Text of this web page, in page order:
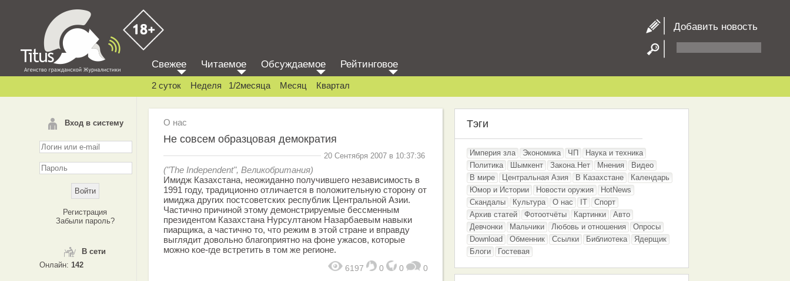
Добавить новость
Вход в систему
Регистрация
Забыли пароль?
В сети
Онлайн: 142
Свежее Читаемое Обсуждаемое Рейтинговое
2 суток Неделя 1/2месяца Месяц Квартал
О нас
Не совсем образцовая демократия
20 Сентября 2007 в 10:37:36
("The Independent", Великобритания)
Имидж Казахстана, неожиданно получившего независимость в
1991 году, традиционно отличается в положительную сторону от
имиджа других постсоветских республик Центральной Азии.
Частично причиной этому демонстрируемые бессменным
президентом Казахстана Нурсултаном Назарбаевым навыки
пиарщика, а частично то, что режим в этой стране и вправду
выглядит довольно благоприятно на фоне ужасов, которые
можно кое-где встретить в том же регионе.
6197 0 0 0
Тэги
Империя зла Экономика ЧП
Наука и техника
Политика
Шымкент Закона.Нет Мнения
Видео
В мире
Центральная Азия В Казахстане
Календарь
Юмор и Истории
Новости оружия
HotNews
Скандалы
Культура О нас IT
Спорт
Архив статей
Фотоотчёты Картинки
Авто
Девчонки
Мальчики Любовь и отношения
Опросы
Download
Обменник Ссылки Библиотека
Ядерщик
Блоги
Гостевая